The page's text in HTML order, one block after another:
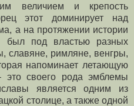
величием и крепость
этот доминирует над
а на протяжении истории
был под властью разных
славяне, римляне, венгры,
напоминает летающую
это своего рода эмблемы
является одним из
столице, а также одной